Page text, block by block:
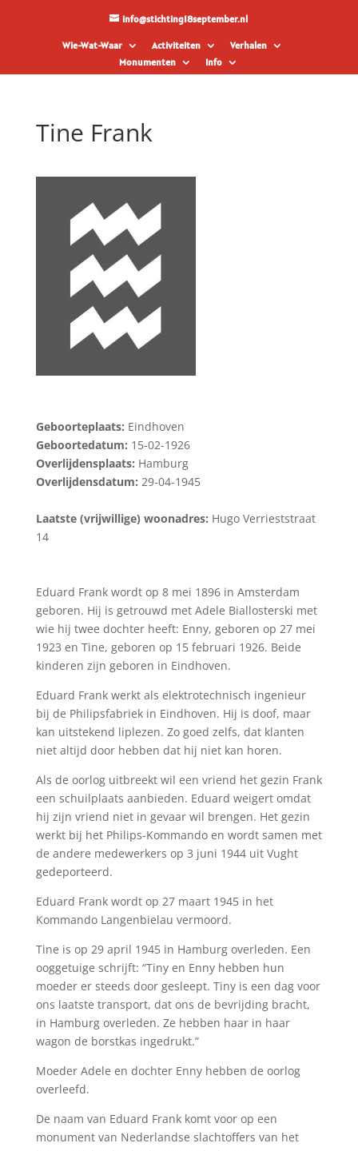
info@stichting18september.nl
Wie-Wat-Waar Activiteiten
Verhalen
Monumenten
Info
Tine Frank
Geboorteplaats: Eindhoven
Geboortedatum: 15-02-1926
Overlijdensplaats: Hamburg
Overlijdensdatum: 29-04-1945
Laatste (vrijwillige) woonadres: Hugo Verrieststraat
14
Eduard Frank wordt op 8 mei 1896 in Amsterdam
geboren. Hij is getrouwd met Adele Biallosterski met
wie hij twee dochter heeft: Enny, geboren op 27 mei
1923 en Tine, geboren op 15 februari 1926. Beide
kinderen zijn geboren in Eindhoven.
Eduard Frank werkt als elektrotechnisch ingenieur
bij de Philipsfabriek in Eindhoven. Hij is doof, maar
kan uitstekend liplezen. Zo goed zelfs, dat klanten
niet altijd door hebben dat hij niet kan horen.
Als de oorlog uitbreekt wil een vriend het gezin Frank
een schuilplaats aanbieden. Eduard weigert omdat
hij zijn vriend niet in gevaar wil brengen. Het gezin
werkt bij het Philips-Kommando en wordt samen met
de andere medewerkers op 3 juni 1944 uit Vught
gedeporteerd.
Eduard Frank wordt op 27 maart 1945 in het
Kommando Langenbielau vermoord.
Tine is op 29 april 1945 in Hamburg overleden. Een
ooggetuige schrijft: “Tiny en Enny hebben hun
moeder er steeds door gesleept. Tiny is een dag voor
ons laatste transport, dat ons de bevrijding bracht,
in Hamburg overleden. Ze hebben haar in haar
wagon de borstkas ingedrukt.”
Moeder Adele en dochter Enny hebben de oorlog
overleefd.
De naam van Eduard Frank komt voor op een
monument van Nederlandse slachtoffers van het